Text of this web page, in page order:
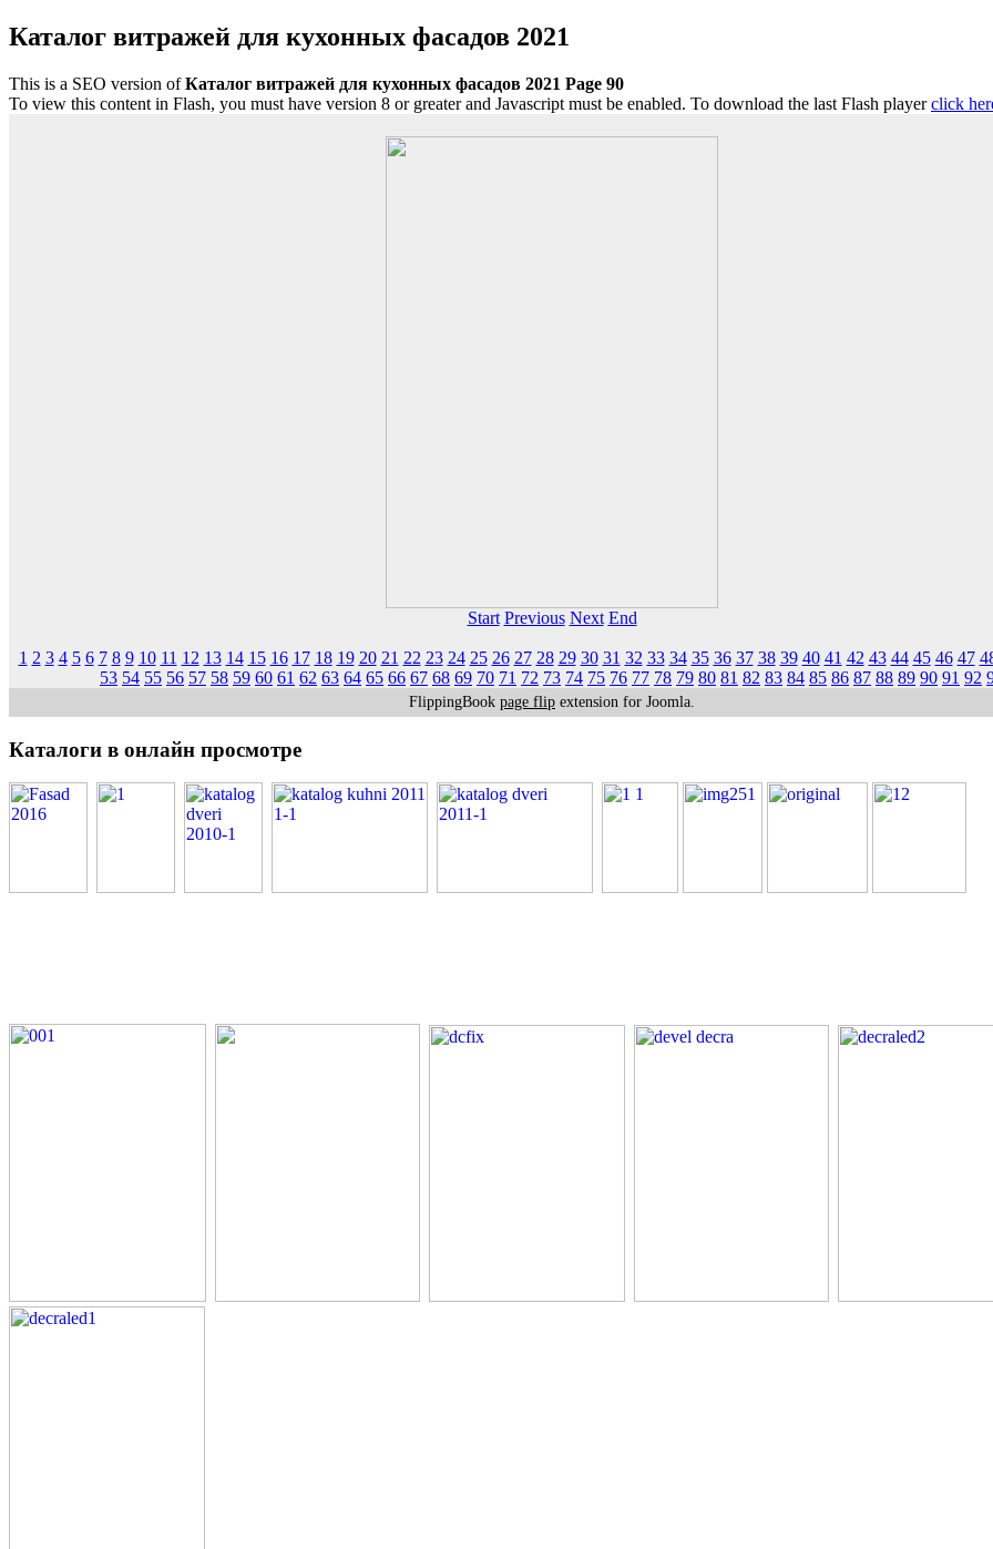
Каталог витражей для кухонных фасадов 2021
This is a SEO version ofКаталог витражей для кухонных фасадов 2021 Page 90
To view this content in Flash, you must have version 8 or greater and Javascript must be enabled. To download the last Flash playerclick
Start Previous Next End
1 2 3 4 5 6 7 8 9 10 11 12 13 14 15 16 17 18 19 20 21 22 23 24 25 26 27 28 29 30 31 32 33 34 35 36 37 38 39 40 41 42 43 44 45 46 47
53 54 55 56 57 58 59 60 61 62 63 64 65 66 67 68 69 70 71 72 73 74 75 76 77 78 79 80 81 82 83 84 85 86 87 88 89 90 91 92
FlippingBook page flip extension for Joomla.
Каталоги в онлайн просмотре